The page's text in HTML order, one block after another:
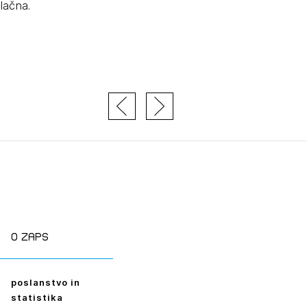
SE
O zaps
poslanstvo in
statistika